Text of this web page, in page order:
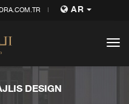
AR
DESIGN